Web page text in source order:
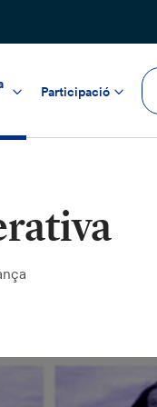
Participació